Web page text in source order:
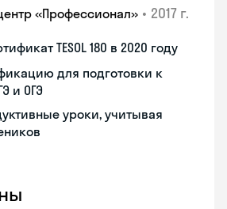
«Профессионал» • 2017 г.
TESOL 180 в 2020 году
для подготовки к
и ОГЭ
уроки, учитывая